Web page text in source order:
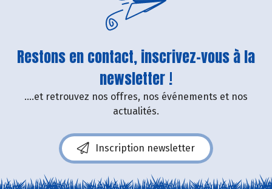
Restons en contact, inscrivez-vous à la
newsletter !
....et retrouvez nos offres, nos événements et nos
actualités.
Inscription newsletter